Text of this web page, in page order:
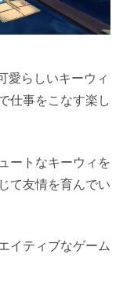
愛らしいキーウィ
仕事をこなす楽し
ートなキーウィを
て友情を育んでい
イティブなゲーム